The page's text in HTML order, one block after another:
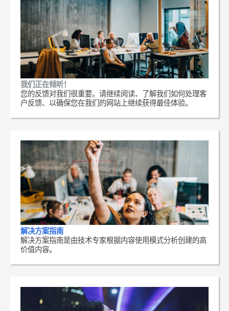
我们正在倾听！
您的反馈对我们很重要。请继续阅读、了解我们如何处理客
户反馈、以确保您在我们的网站上继续获得最佳体验。
解决方案指南
解决方案指南是由技术专家根据内容使用模式分析创建的高
价值内容。